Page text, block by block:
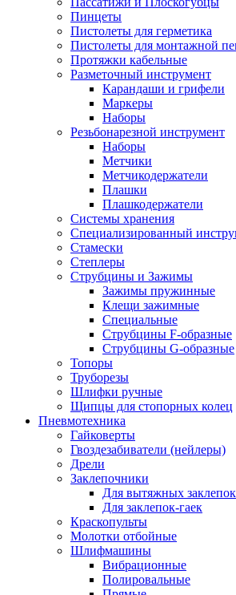
Пинцеты
Пистолеты для герметика
Пистолеты для монтажной
Протяжки кабельные
Разметочный инструмент
Карандаши и грифели
Маркеры
Наборы
Резьбонарезной инструмент
Наборы
Метчики
Метчикодержатели
Плашки
Плашкодержатели
Системы хранения
Специализированный
Стамески
Степлеры
Струбцины и Зажимы
Зажимы пружинные
Клещи зажимные
Специальные
Струбцины F-образные
Струбцины G-образные
Топоры
Труборезы
Шлифки ручные
Щипцы для стопорных колец
Пневмотехника
Гайковерты
Гвоздезабиватели (нейлеры)
Дрели
Заклепочники
Для вытяжных заклепок
Для заклепок-гаек
Краскопульты
Молотки отбойные
Шлифмашины
Вибрационные
Полировальные